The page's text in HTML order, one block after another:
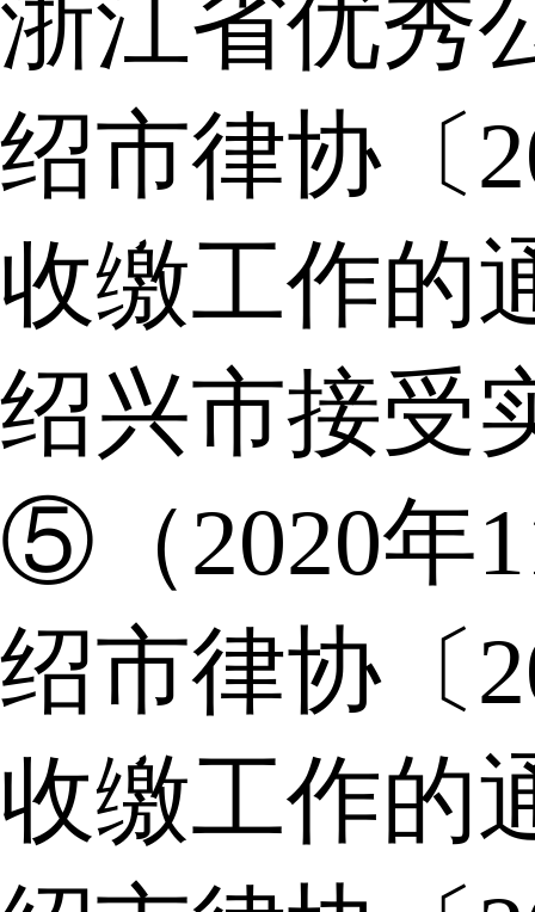
浙江省优秀
绍市律协〔
收缴工作的
绍兴市接受
⑤（2020年
绍市律协〔
收缴工作的